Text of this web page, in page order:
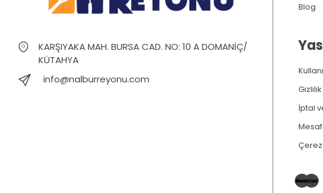
KARŞIYAKA MAH. BURSA CAD. NO: 10 A DOMANİÇ/
KÜTAHYA
info@nalburreyonu.com
Blog
İptal
Çerez